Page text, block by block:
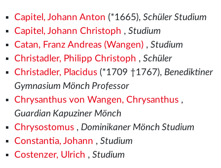
Capitel, Johann Anton (*1665), Schüler Studium
Capitel, Johann Christoph , Studium
Catan, Franz Andreas (Wangen), Studium
Christadler, Philipp Christoph , Schüler
Christadler, Placidus(*1709 †1767), Benediktiner
Gymnasium Mönch Professor
Chrysanthus von Wangen, Chrysanthus,
Guardian Kapuziner Mönch
Chrysostomus, Dominikaner Mönch Studium
Constantia, Johann , Studium
Costenzer, Ulrich , Studium